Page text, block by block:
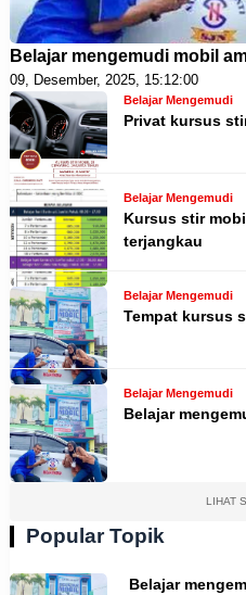
Belajar mengemudi mobil
09, Desember, 2025, 15:12:00
Belajar Mengemudi
Privat kursus
Belajar Mengemudi
Kursus stir
terjangkau
Belajar Mengemudi
Tempat kursus
Belajar Mengemudi
Belajar
LIHAT
Popular Topik
Belajar